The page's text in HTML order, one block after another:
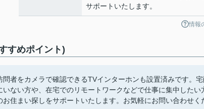
サポートいたします。
情報
すめポイント)
者をカメラで確認できるTVインターホンも設置済みです。
ない方や、在宅でのリモートワークなどで仕事に集中したい
住まい探しをサポートいたします。お気軽にお問い合わせく